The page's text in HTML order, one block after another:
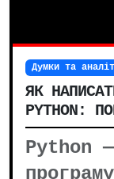
Думки та
ЯК
PYTHON:
Python